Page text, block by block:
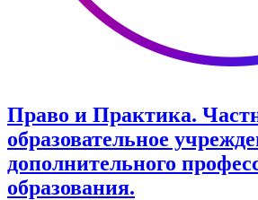
Право и Практика.
образовательное
дополнительного
образования.